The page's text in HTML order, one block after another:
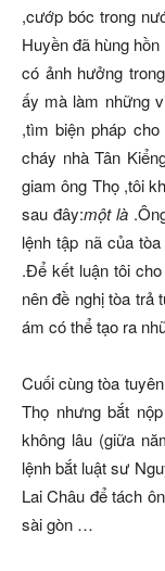
,cướp bóc trong
Huyền đã hùng
có ảnh hưởng
ấy mà làm những
,tìm biện pháp
cháy nhà Tân
giam ông Thọ ,tôi
sau đây:một là
lệnh tập nã của
.Để kết luận tôi
nên đề nghị tòa trả
ám có thể tạo ra
Cuối cùng tòa
Thọ nhưng bắt
không lâu (giữa
lệnh bắt luật sư
Lai Châu để tách
sài gòn …